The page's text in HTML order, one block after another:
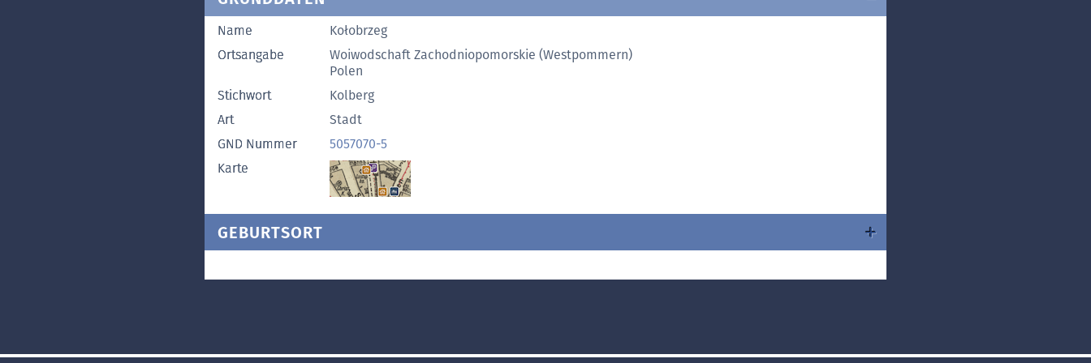
Name
Kołobrzeg
Ortsangabe
Woiwodschaft Zachodniopomorskie (Westpommern)
Polen
Stichwort
Kolberg
Art
Stadt
GND Nummer
5057070-5
Karte
GEBURTSORT